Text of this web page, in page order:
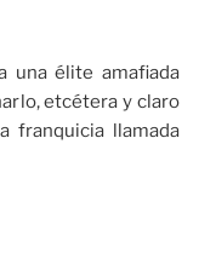
una élite amafiada
etcétera y claro
franquicia llamada